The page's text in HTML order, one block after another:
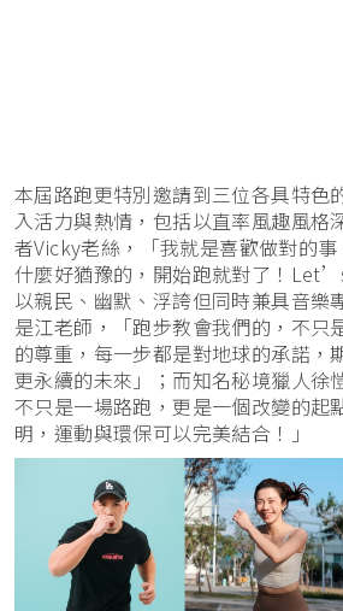
本屆路跑更特別邀請到三位各具特色
入活力與熱情，包括以直率風趣風格
者Vicky老絲，「我就是喜歡做對的
什麼好猶豫的，開始跑就對了！
以親民、幽默、浮誇但同時兼具音樂
是江老師，「跑步教會我們的，不只
的尊重，每一步都是對地球的承諾，
更永續的未來」；而知名秘境獵人徐
不只是一場路跑，更是一個改變的起
明，運動與環保可以完美結合！」